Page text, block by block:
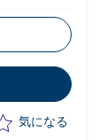
して、現状
件整理
気になる